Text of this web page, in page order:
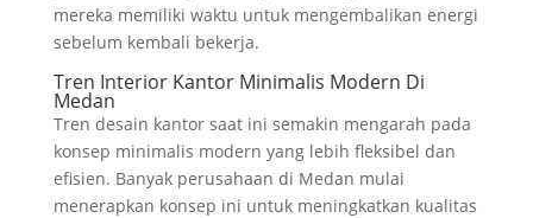
mereka memiliki waktu untuk mengembalikan energi
sebelum kembali bekerja.
Tren Interior Kantor Minimalis Modern Di
Medan
Tren desain kantor saat ini semakin mengarah pada
konsep minimalis modern yang lebih fleksibel dan
efisien. Banyak perusahaan di Medan mulai
menerapkan konsep ini untuk meningkatkan kualitas